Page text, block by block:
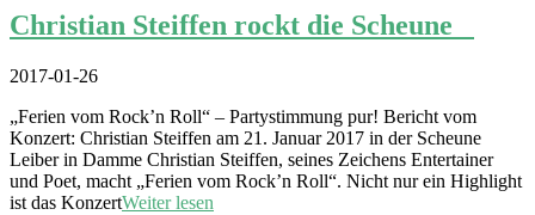
Christian Steiffen rockt die Scheune
2017-01-26
„Ferien vom Rock’n Roll“ – Partystimmung pur! Bericht vom
Konzert: Christian Steiffen am 21. Januar 2017 in der Scheune
Leiber in Damme Christian Steiffen, seines Zeichens Entertainer
und Poet, macht „Ferien vom Rock’n Roll“. Nicht nur ein Highlight
ist das KonzertWeiter lesen